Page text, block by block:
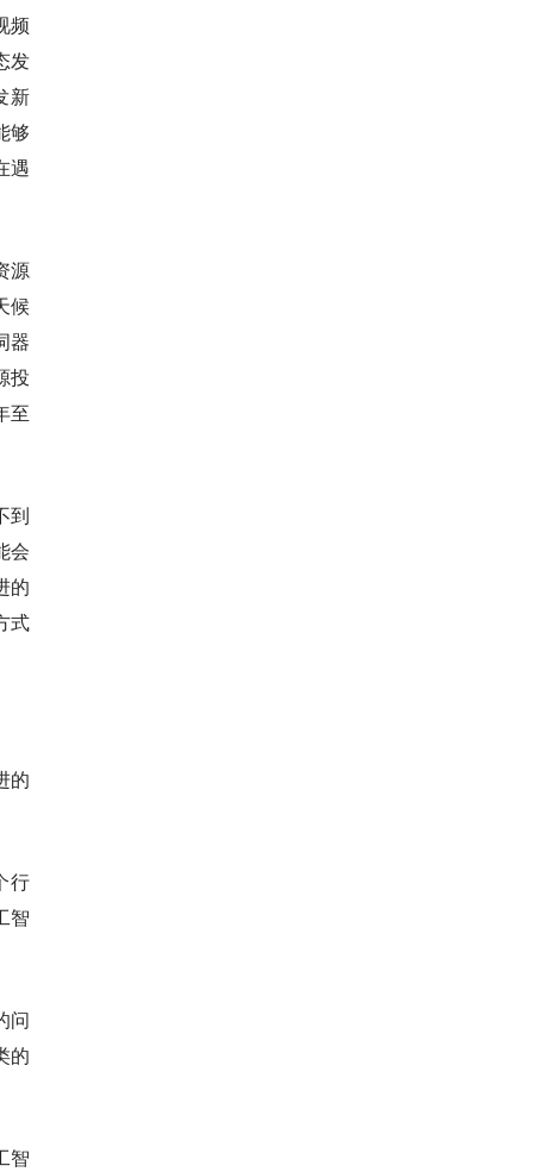
频
发
新
够
遇
源
候
器
投
至
到
会
的
式
的
行
智
问
的
智